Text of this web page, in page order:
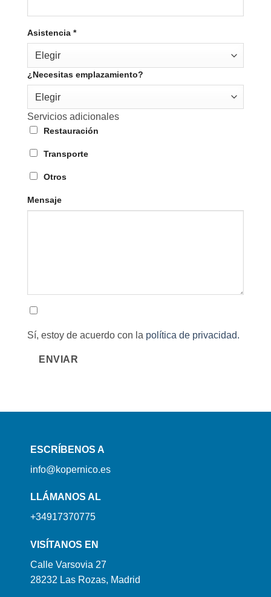
Asistencia *
Elegir
¿Necesitas emplazamiento?
Elegir
Servicios adicionales
Restauración
Transporte
Otros
Mensaje
Sí, estoy de acuerdo con la política de privacidad.
ENVIAR
ESCRÍBENOS A
info@kopernico.es
LLÁMANOS AL
+34917370775
VISÍTANOS EN
Calle Varsovia 27
28232 Las Rozas, Madrid